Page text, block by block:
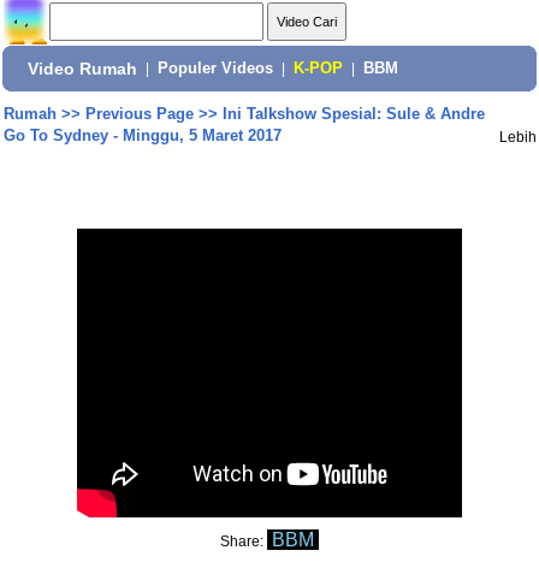
Video Rumah Populer Videos K-POP BBM
Rumah>> Previous Page>> Ini Talkshow Spesial: Sule & Andre
Go To Sydney - Minggu, 5 Maret 2017
Lebih
Share: BBM